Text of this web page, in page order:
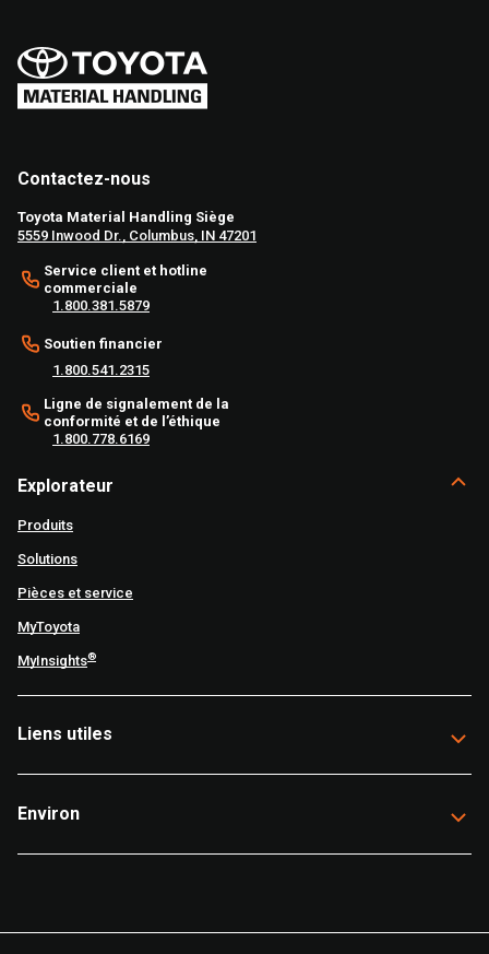
Contactez-nous
Toyota Material Handling Siège
5559 Inwood Dr., Columbus, IN 47201
Service client et hotline
commerciale
1.800.381.5879
Soutien financier
1.800.541.2315
Ligne de signalement de la
conformité et de l’éthique
1.800.778.6169
Explorateur
Produits
Solutions
Pièces et service
MyToyota
MyInsights®
Liens utiles
Environ